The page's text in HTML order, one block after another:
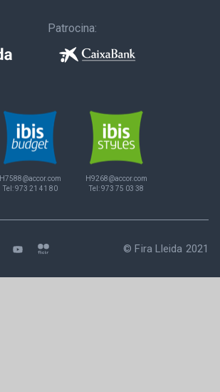
Patrocina:
H7588@accor.com
Tel:973 21 41 80
H9268@accor.com
Tel:973 75 03 38
© Fira Lleida 2021